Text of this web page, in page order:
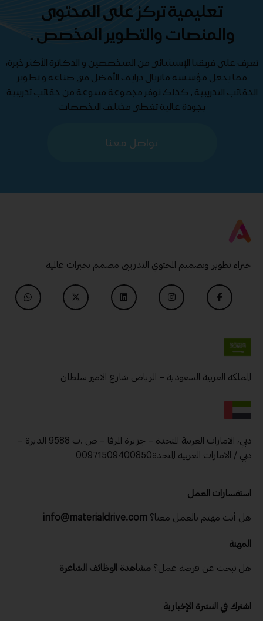
تعليمية تركز على المحتوى
والمنصات والتطوير المخصص .
تعرف على فريقنا الإستثنائي من المتخصصين و الدكاترة الأكثر خبرة،
مما يجعل مؤسسة ماتريال درايف الأفضل في صناعة و تطوير
الحقائب التدريبية , كذلك نوفر مجموعة متنوعة من حقائب تدريبية
بجودة عالية تغطي مختلف التخصصات
تواصل معنا
خبراء تطوير وتصميم المحتوي التدريبى مصمم بخبرات عالمية
المملكة العربية السعودية – الرياض شارع الامير سلطان
دبي، الامارات العربية المتحدة – جزيرة المرفا – ص .ب 9588 الديرة –
دبي / الامارات العربية المتحدة00971509400850
استفسارات العمل
هل أنت مهتم بالعمل معنا؟ info@materialdrive.com
المهنة
هل تبحث عن فرصة عمل؟ مشاهدة الوظائف الشاغرة
اشترك في النشرة الإخبارية